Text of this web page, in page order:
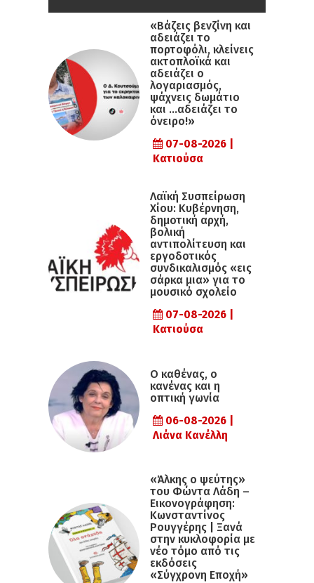
«Βάζεις βενζίνη και
αδειάζει το
πορτοφόλι, κλείνεις
ακτοπλοϊκά και
αδειάζει ο
λογαριασμός,
ψάχνεις δωμάτιο
και …αδειάζει το
όνειρο!»
07-08-2026 |
Κατιούσα
Λαϊκή Συσπείρωση
Χίου: Κυβέρνηση,
δημοτική αρχή,
βολική
αντιπολίτευση και
εργοδοτικός
συνδικαλισμός «εις
σάρκα μια» για το
μουσικό σχολείο
07-08-2026 |
Κατιούσα
Ο καθένας, ο
κανένας και η
οπτική γωνία
06-08-2026 |
Λιάνα Κανέλλη
«Άλκης ο ψεύτης»
του Φώντα Λάδη –
Εικονογράφηση:
Κωνσταντίνος
Ρουγγέρης | Ξανά
στην κυκλοφορία με
νέο τόμο από τις
εκδόσεις
«Σύγχρονη Εποχή»